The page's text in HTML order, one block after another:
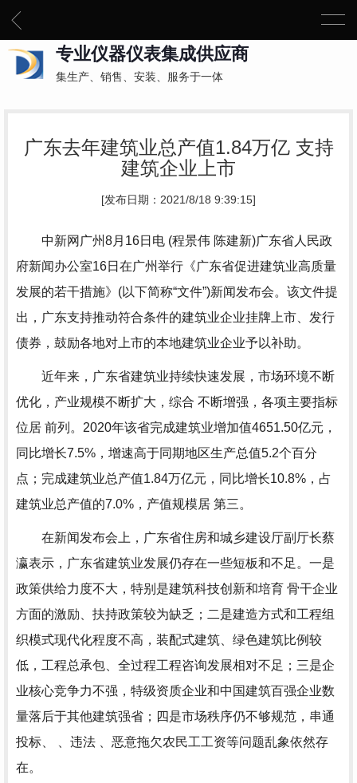
专业仪器仪表集成供应商
集生产、销售、安装、服务于一体
广东去年建筑业总产值1.84万亿 支持
建筑企业上市
[发布日期：2021/8/18 9:39:15]
中新网广州8月16日电 (程景伟 陈建新)广东省人民政
府新闻办公室16日在广州举行《广东省促进建筑业高质量
发展的若干措施》(以下简称“文件”)新闻发布会。该文件提
出，广东支持推动符合条件的建筑业企业挂牌上市、发行
债券，鼓励各地对上市的本地建筑业企业予以补助。
近年来，广东省建筑业持续快速发展，市场环境不断
优化，产业规模不断扩大，综合 不断增强，各项主要指标
位居 前列。2020年该省完成建筑业增加值4651.50亿元，
同比增长7.5%，增速高于同期地区生产总值5.2个百分
点；完成建筑业总产值1.84万亿元，同比增长10.8%，占
建筑业总产值的7.0%，产值规模居 第三。
在新闻发布会上，广东省住房和城乡建设厅副厅长蔡
瀛表示，广东省建筑业发展仍存在一些短板和不足。一是
政策供给力度不大，特别是建筑科技创新和培育 骨干企业
方面的激励、扶持政策较为缺乏；二是建造方式和工程组
织模式现代化程度不高，装配式建筑、绿色建筑比例较
低，工程总承包、全过程工程咨询发展相对不足；三是企
业核心竞争力不强，特级资质企业和中国建筑百强企业数
量落后于其他建筑强省；四是市场秩序仍不够规范，串通
投标、 、违法 、恶意拖欠农民工工资等问题乱象依然存
在。